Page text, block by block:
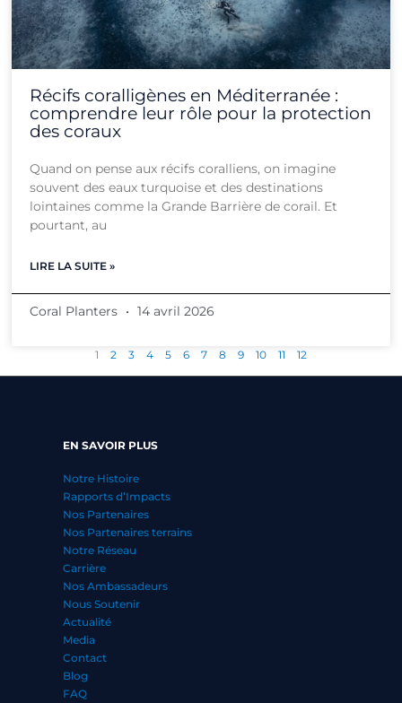
Récifs coralligènes en Méditerranée :
comprendre leur rôle pour la protection
des coraux
Quand on pense aux récifs coralliens, on imagine
souvent des eaux turquoise et des destinations
lointaines comme la Grande Barrière de corail. Et
pourtant, au
LIRE LA SUITE »
Coral Planters 14 avril 2026
1 2 3 4 5 6 7 8 9 10 11 12
EN SAVOIR PLUS
Notre Histoire
Rapports d’Impacts
Nos Partenaires
Nos Partenaires terrains
Notre Réseau
Carrière
Nos Ambassadeurs
Nous Soutenir
Actualité
Media
Contact
Blog
FAQ